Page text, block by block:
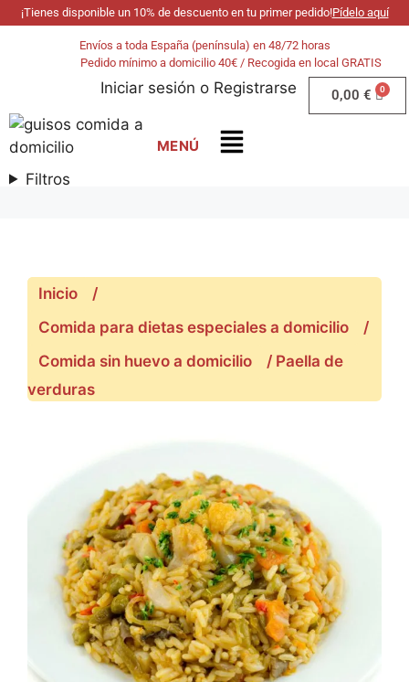
¡Tienes disponible un 10% de descuento en tu primer pedido!Pídelo aquí
Envíos a toda España (península) en 48/72 horas
Pedido mínimo a domicilio 40€ / Recogida en local GRATIS
Iniciar sesión o Registrarse 0,00 €
Filtros
Inicio
/
Comida para dietas especiales a domicilio
/
Comida sin huevo a domicilio
/ Paella de
verduras